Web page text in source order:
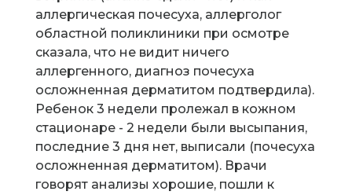
аллергическая почесуха, аллерголог
областной поликлиники при осмотре
сказала, что не видит ничего
аллергенного, диагноз почесуха
осложненная дерматитом подтвердила).
Ребенок 3 недели пролежал в кожном
стационаре - 2 недели были высыпания,
последние 3 дня нет, выписали (почесуха
осложненная дерматитом). Врачи
говорят анализы хорошие, пошли к